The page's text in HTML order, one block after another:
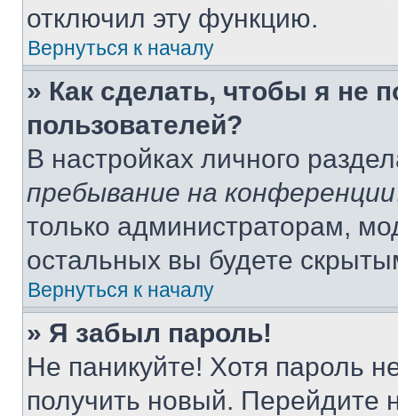
отключил эту функцию.
Вернуться к началу
» Как сделать, чтобы я не
пользователей?
В настройках личного
пребывание на конференции
только администраторам,
остальных вы будете
Вернуться к началу
» Я забыл пароль!
Не паникуйте! Хотя пароль
получить новый. Перейдите